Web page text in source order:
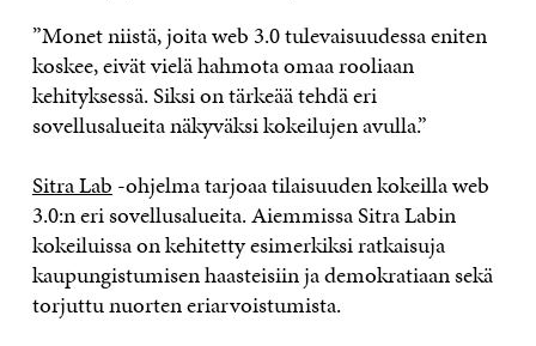
”Monet niistä, joita web 3.0 tulevaisuudessa eniten
koskee, eivät vielä hahmota omaa rooliaan
kehityksessä. Siksi on tärkeää tehdä eri
sovellusalueita näkyväksi kokeilujen avulla.”
Sitra Lab -ohjelma tarjoaa tilaisuuden kokeilla web
3.0:n eri sovellusalueita. Aiemmissa Sitra Labin
kokeiluissa on kehitetty esimerkiksi ratkaisuja
kaupungistumisen haasteisiin ja demokratiaan sekä
torjuttu nuorten eriarvoistumista.